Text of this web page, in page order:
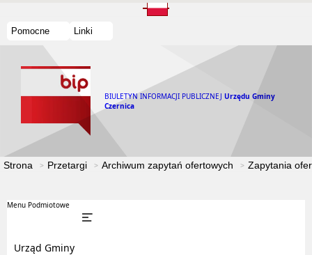
Pomocne Linki
BIULETYN INFORMACJI PUBLICZNEJ Urzędu Gminy
Czernica
Strona Przetargi Archiwum zapytań ofertowych Zapytania
Menu Podmiotowe
Urząd Gminy